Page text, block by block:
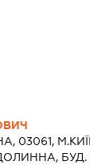
03061,
БУД.